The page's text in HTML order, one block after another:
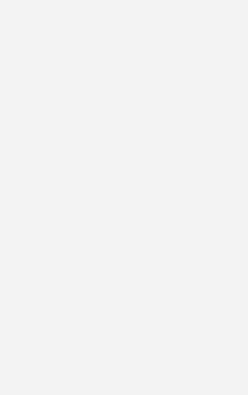
Monate Zeit zur
Speed-Bonus verkürzt
aber dem Ziel des
über die BEG geförderte
Speed-Bonus fast immer
in die Realisierung
auch die
besonders maßgeblich, wenn
muss.